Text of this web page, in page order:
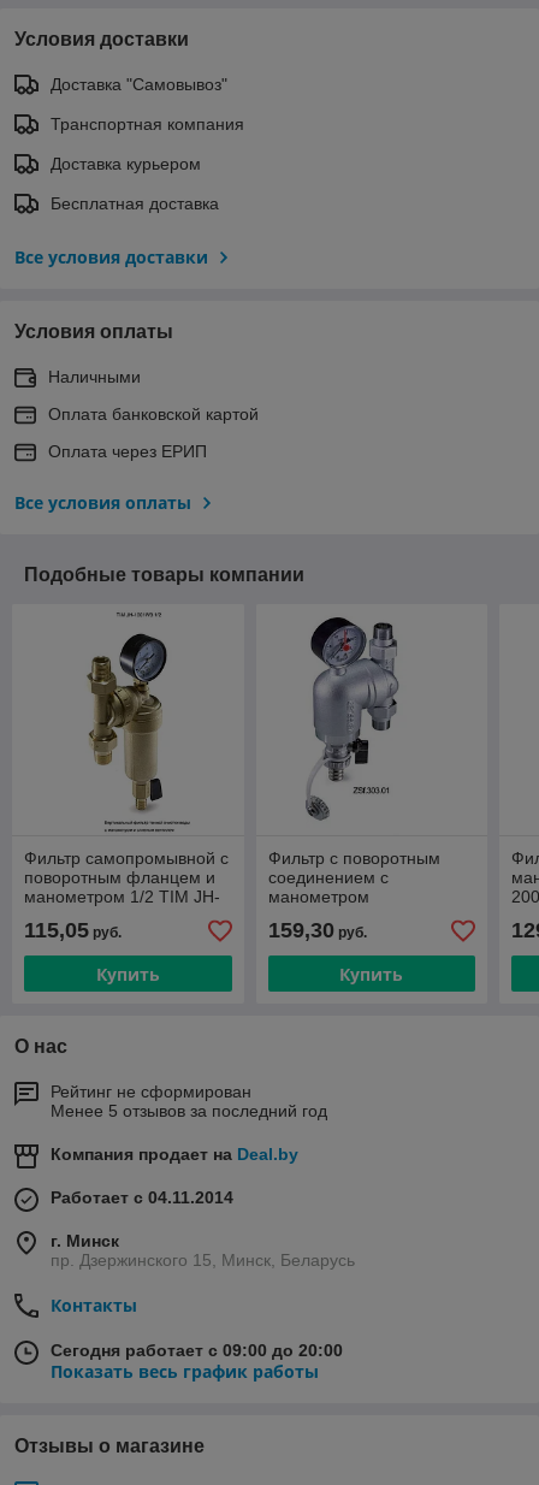
Условия доставки
Доставка "Самовывоз"
Транспортная компания
Доставка курьером
Бесплатная доставка
Все условия доставки
Условия оплаты
Наличными
Оплата банковской картой
Оплата через ЕРИП
Все условия оплаты
Подобные товары компании
Фильтр самопромывной с
поворотным фланцем и
манометром 1/2 TIM JH-
115,05 руб.
Купить
Фильтр с поворотным
соединением с
манометром
американки 3/4"
ZEISSLER ZSf.303.0105N
159,30руб.
Купить
О нас
Рейтинг не сформирован
Менее 5 отзывов за последний год
Компания продает на Deal.by
Работает с 04.11.2014
г. Минск
пр. Дзержинского 15, Минск, Беларусь
Контакты
Сегодня работает с 09:00 до 20:00
Показать весь график работы
Отзывы о магазине